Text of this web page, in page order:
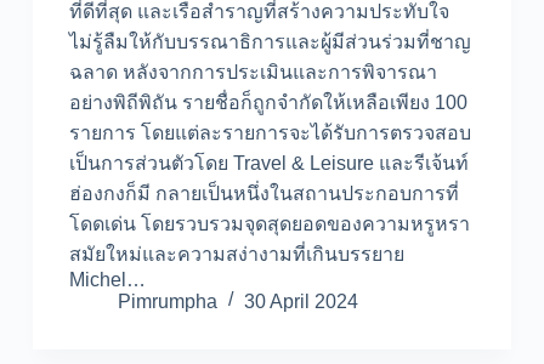
ที่ดีที่สุด และเรือสำราญที่สร้างความประทับใจ
ไม่รู้ลืมให้กับบรรณาธิการและผู้มีส่วนร่วมที่ชาญ
ฉลาด หลังจากการประเมินและการพิจารณา
อย่างพิถีพิถัน รายชื่อก็ถูกจำกัดให้เหลือเพียง 100
รายการ โดยแต่ละรายการจะได้รับการตรวจสอบ
เป็นการส่วนตัวโดย Travel & Leisure และรีเจ้นท์
ฮ่องกงก็มี กลายเป็นหนึ่งในสถานประกอบการที่
โดดเด่น โดยรวบรวมจุดสุดยอดของความหรูหรา
สมัยใหม่และความสง่างามที่เกินบรรยาย
Michel…
Pimrumpha
30 April 2024